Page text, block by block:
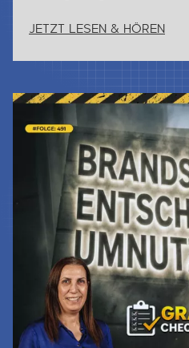
JETZT LESEN & HÖREN
Jetzt Lesen & Hören